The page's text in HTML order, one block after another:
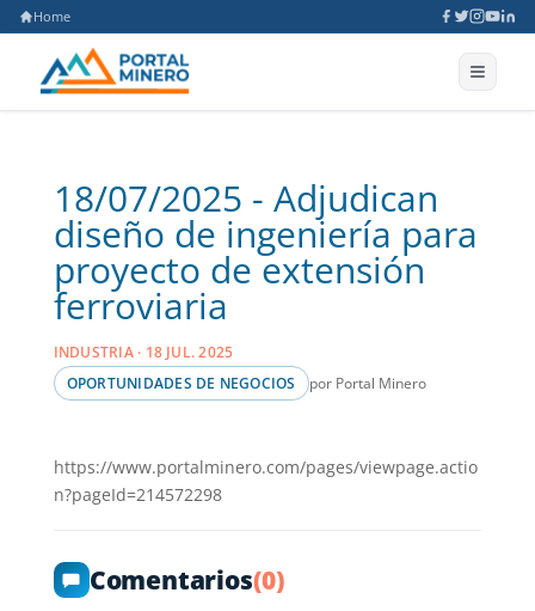
Home
18/07/2025 - Adjudican
diseño de ingeniería para
proyecto de extensión
ferroviaria
INDUSTRIA · 18 JUL. 2025
OPORTUNIDADES DE NEGOCIOS
por Portal Minero
https://www.portalminero.com/pages/viewpage.actio
n?pageId=214572298
Comentarios(0)